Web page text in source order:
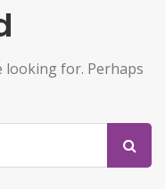
looking for. Perhaps